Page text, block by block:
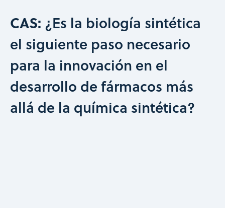
CAS: ¿Es la biología sintética
el siguiente paso necesario
para la innovación en el
desarrollo de fármacos más
allá de la química sintética?